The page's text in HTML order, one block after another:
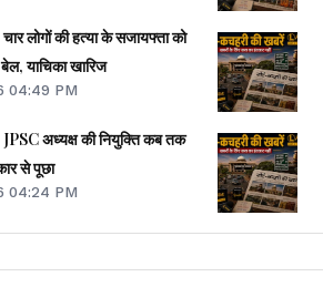
लोगों की हत्या के सजायफ्ता को
याचिका खारिज
04:49 PM
अध्यक्ष की नियुक्ति कब तक
से पूछा
04:24 PM